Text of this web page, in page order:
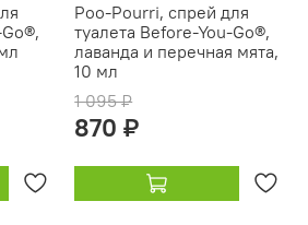
Poo-Pourri, спрей для
туалета Before-You-Go®,
лаванда и перечная мята,
10 мл
1 095 ₽
870 ₽